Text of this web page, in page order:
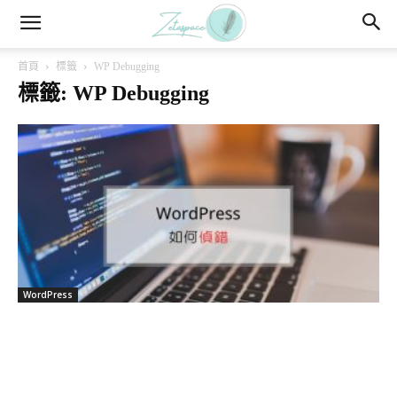
首頁 標籤 WP Debugging
標籤: WP Debugging
WordPress